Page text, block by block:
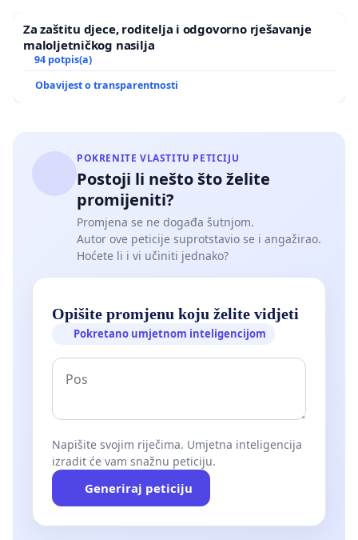
Za zaštitu djece, roditelja i odgovorno rješavanje
maloljetničkog nasilja
94 potpis(a)
Obavijest o transparentnosti
POKRENITE VLASTITU PETICIJU
Postoji li nešto što želite
promijeniti?
Promjena se ne događa šutnjom.
Autor ove peticije suprotstavio se i angažirao.
Hoćete li i vi učiniti jednako?
Opišite promjenu koju želite vidjeti
Pokretano umjetnom inteligencijom
Napišite svojim riječima. Umjetna inteligencija
izradit će vam snažnu peticiju.
Generiraj peticiju